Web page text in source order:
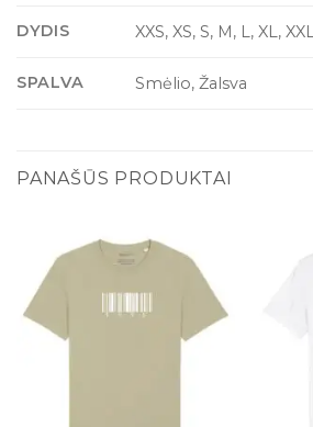
DYDIS XXS, XS, S, M, L, XL,
SPALVA Smėlio, Žalsva
PANAŠŪS PRODUKTAI